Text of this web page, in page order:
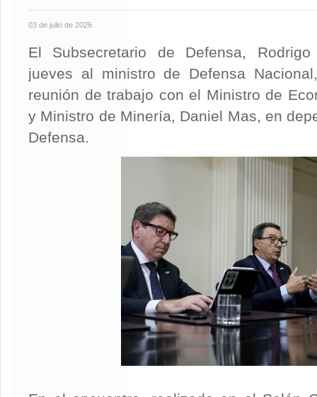
03 de julio de 2026
El Subsecretario de Defensa,
jueves al ministro de Defensa
reunión de trabajo con el Ministro de
y Ministro de Minería, Daniel Mas, en
Defensa.